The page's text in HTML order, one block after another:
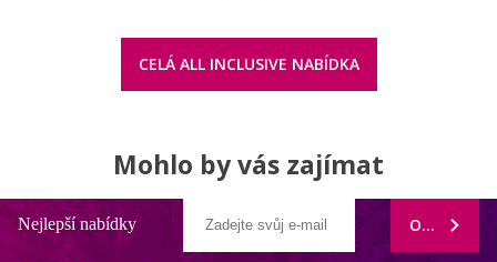
CELÁ ALL INCLUSIVE NABÍDKA
Mohlo by vás zajímat
Nejlepší nabídky ODEBÍRAT